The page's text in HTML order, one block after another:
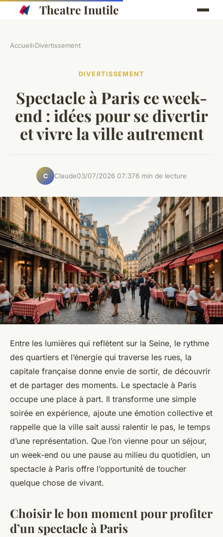
Theatre Inutile
Accueil›Divertissement
DIVERTISSEMENT
Spectacle à Paris ce week-
end : idées pour se divertir
et vivre la ville autrement
C Claude03/07/2026 07:376 min de lecture
Entre les lumières qui reflètent sur la Seine, le rythme
des quartiers et l’énergie qui traverse les rues, la
capitale française donne envie de sortir, de découvrir
et de partager des moments. Le spectacle à Paris
occupe une place à part. Il transforme une simple
soirée en expérience, ajoute une émotion collective et
rappelle que la ville sait aussi ralentir le pas, le temps
d’une représentation. Que l’on vienne pour un séjour,
un week-end ou une pause au milieu du quotidien, un
spectacle à Paris offre l’opportunité de toucher
quelque chose de vivant.
Choisir le bon moment pour profiter
d’un spectacle à Paris